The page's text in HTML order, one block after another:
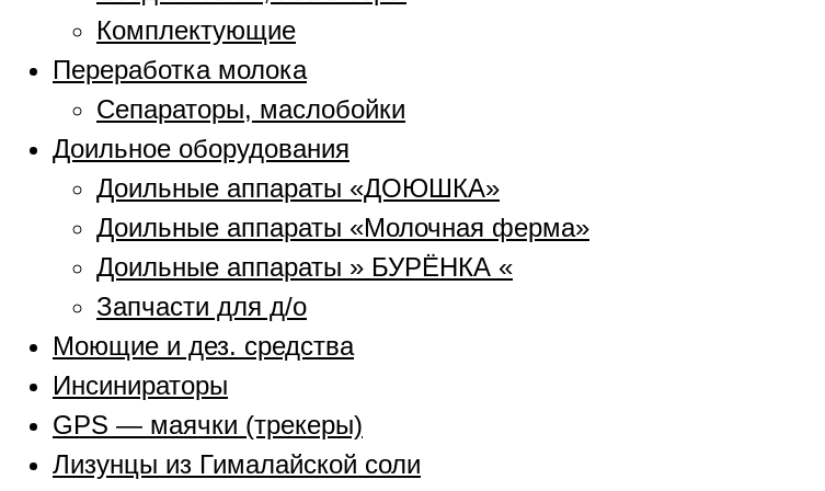
Комплектующие
Переработка молока
Сепараторы, маслобойки
Доильное оборудования
Доильные аппараты «ДОЮШКА»
Доильные аппараты «Молочная ферма»
Доильные аппараты » БУРЁНКА «
Запчасти для д/о
Моющие и дез. средства
Инсинираторы
GPS — маячки (трекеры)
Лизунцы из Гималайской соли